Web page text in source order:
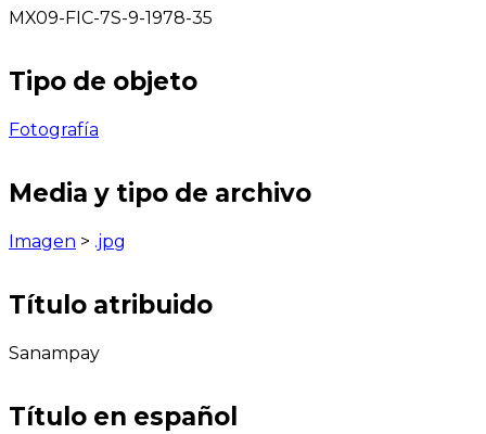
MX09-FIC-7S-9-1978-35
Tipo de objeto
Fotografía
Media y tipo de archivo
Imagen > .jpg
Título atribuido
Sanampay
Título en español